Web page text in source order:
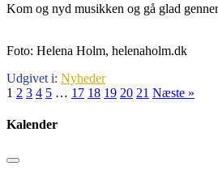
Kom og nyd musikken og gå glad
Foto: Helena Holm, helenaholm.dk
Udgivet i: Nyheder
1 2 3 4 5 … 17 18 19 20 21 Næste »
Kalender